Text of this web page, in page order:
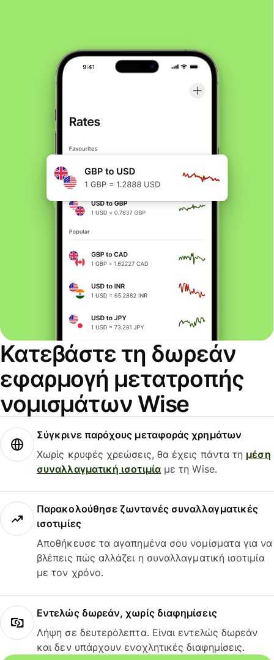
Κατεβάστε τη δωρεάν
εφαρμογή μετατροπής
νομισμάτων Wise
Σύγκρινε παρόχους μεταφοράς χρημάτων
Χωρίς κρυφές χρεώσεις, θα έχεις πάντα τη μέση
συναλλαγματική ισοτιμίαμε τη Wise.
Παρακολούθησε ζωντανές συναλλαγματικές
ισοτιμίες
Αποθήκευσε τα αγαπημένα σου νομίσματα για να
βλέπεις πώς αλλάζει η συναλλαγματική ισοτιμία
με τον χρόνο.
Εντελώς δωρεάν, χωρίς διαφημίσεις
Λήψη σε δευτερόλεπτα. Είναι εντελώς δωρεάν
και δεν υπάρχουν ενοχλητικές διαφημίσεις.